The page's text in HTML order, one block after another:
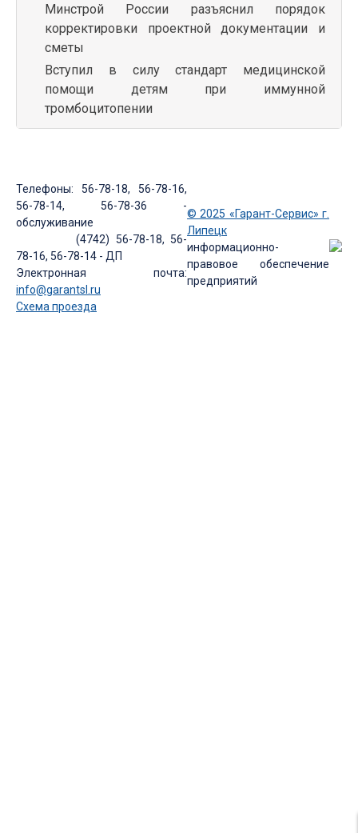
Минстрой России разъяснил порядок
корректировки проектной документации и
сметы
Вступил в силу стандарт медицинской
помощи детям при иммунной
тромбоцитопении
Телефоны: 56-78-18, 56-78-16,
56-78-14, 56-78-36 -
обслуживание
(4742) 56-78-18, 56-
78-16, 56-78-14 - ДП
Электронная почта:
info@garantsl.ru
Схема проезда
© 2025 «Гарант-Сервис» г.
Липецк
информационно-
правовое обеспечение
предприятий